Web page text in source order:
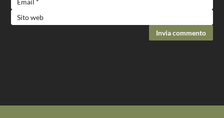
Invia commento